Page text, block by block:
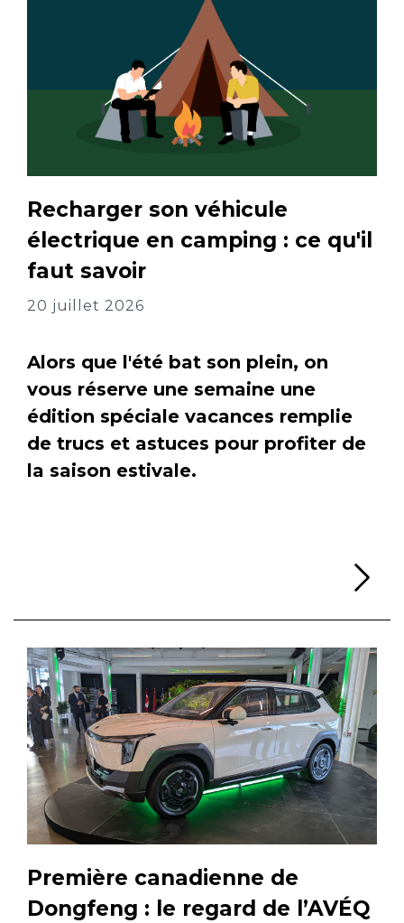
Recharger son véhicule
électrique en camping : ce qu'il
faut savoir
20 juillet 2026
Alors que l'été bat son plein, on
vous réserve une semaine une
édition spéciale vacances remplie
de trucs et astuces pour profiter de
la saison estivale.
Première canadienne de
Dongfeng : le regard de l’AVÉQ